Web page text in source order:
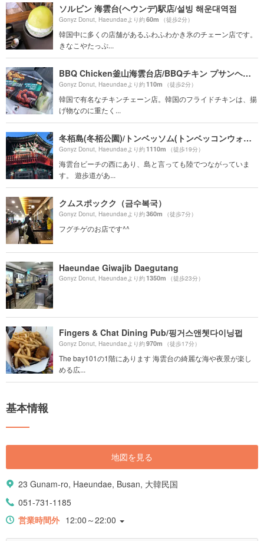
ソルビン 海雲台(ヘウンデ)駅店/설빙 해운대역점
Gonyz Donut, Haeundaeより約60m （徒歩2分）
韓国中に多くの店舗があるふわふわかき氷のチェーン店です。
きなこやたっぷ...
BBQ Chicken釜山海雲台店/BBQチキン プサンヘウンデ店/BBQ치킨 부산해운대점
Gonyz Donut, Haeundaeより約110m （徒歩2分）
韓国で有名なチキンチェーン店。韓国のフライドチキンは、揚
げ物なのに重たく...
冬栢島(冬栢公園)/トンベッソム(トンベッコンウォン)/동백섬(동백공원)
Gonyz Donut, Haeundaeより約1110m （徒歩19分）
海雲台ビーチの西にあり、島と言っても陸でつながっていま
す。 遊歩道があ...
クムスポックク（금수복국）
Gonyz Donut, Haeundaeより約360m （徒歩7分）
フグチゲのお店です^^
Haeundae Giwajib Daegutang
Gonyz Donut, Haeundaeより約1350m （徒歩23分）
Fingers & Chat Dining Pub/핑거스앤쳇다이닝펍
Gonyz Donut, Haeundaeより約970m （徒歩17分）
The bay101の1階にあります 海雲台の綺麗な海や夜景が楽し
める広...
基本情報
地図を見る
23 Gunam-ro, Haeundae, Busan, 大韓民国
051-731-1185
営業時間外 12:00～22:00